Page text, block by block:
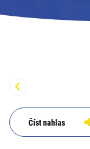
Číst nahlas